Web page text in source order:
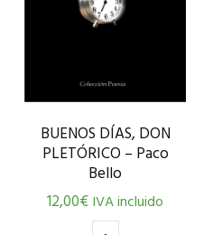
BUENOS DÍAS, DON
PLETÓRICO – Paco
Bello
12,00€IVA incluido